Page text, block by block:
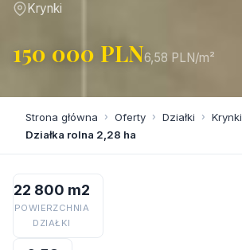
Krynki
150 000 PLN6,58 PLN/m²
Strona główna › Oferty › Działki › Krynki
Działka rolna 2,28 ha
22 800 m2
POWIERZCHNIA
DZIAŁKI